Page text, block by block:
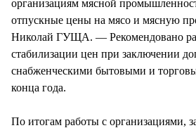
организациям мясной
отпускные цены на мясо и мясную
Николай ГУЩА. — Рекомендовано
стабилизации цен при заключении
снабженческими бытовыми и
конца года.
По итогам работы с организациями,